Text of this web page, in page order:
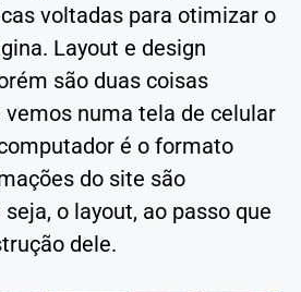
voltadas para otimizar o
Layout e design
são duas coisas
vemos numa tela de celular
é o formato
do site são
o layout, ao passo que
dele.